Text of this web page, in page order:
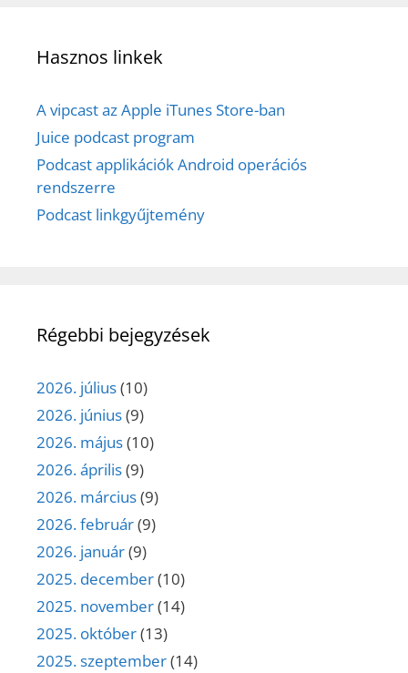
Hasznos linkek
A vipcast az Apple iTunes Store-ban
Juice podcast program
Podcast applikációk Android operációs
rendszerre
Podcast linkgyűjtemény
Régebbi bejegyzések
2026. július(10)
2026. június(9)
2026. május(10)
2026. április(9)
2026. március(9)
2026. február(9)
2026. január(9)
2025. december(10)
2025. november(14)
2025. október(13)
2025. szeptember(14)